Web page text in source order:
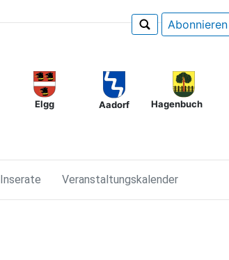
Abonnieren
Elgg Aadorf Hagenbuch
Inserate Veranstaltungskalender